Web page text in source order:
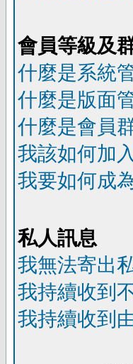
會員等級及
什麼是系統
什麼是版面
什麼是會員
我該如何加
我要如何成
私人訊息
我無法寄出
我持續收到
我持續收到